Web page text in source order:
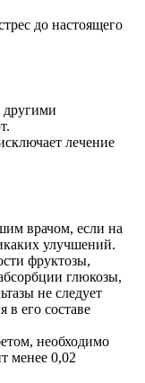
до настоящего
другими
лечение
врачом, если на
улучшений.
фруктозы,
глюкозы,
не следует
в его составе
необходимо
менее 0,02